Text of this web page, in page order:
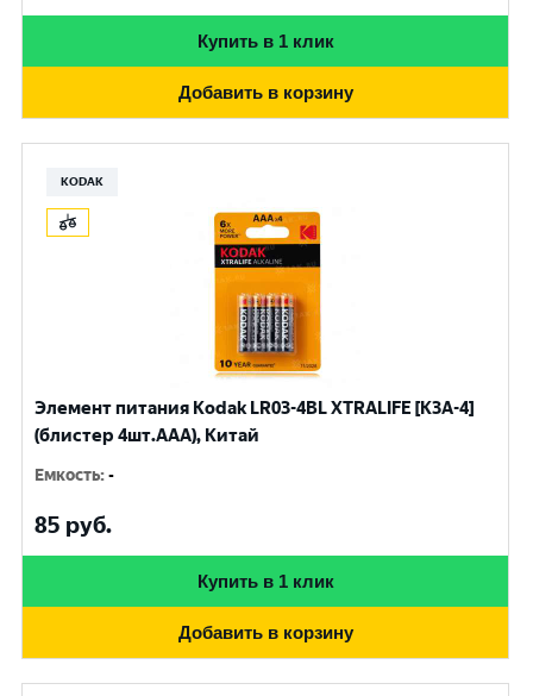
Купить в 1 клик
Добавить в корзину
KODAK
Элемент питания Kodak LR03-4BL XTRALIFE [K3A-4]
(блистер 4шт.AАА), Китай
Емкость:-
85 руб.
Купить в 1 клик
Добавить в корзину